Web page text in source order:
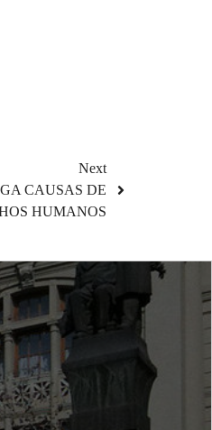
Next
CAUSAS DE
HUMANOS